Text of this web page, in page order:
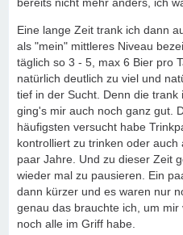
Eine lange Zeit trank ich dann
als "mein" mittleres Niveau
täglich so 3 - 5, max 6 Bier pro
natürlich deutlich zu viel und
tief in der Sucht. Denn die trank
ging's mir auch noch ganz gut.
häufigsten versucht habe
kontrolliert zu trinken oder
paar Jahre. Und zu dieser Zeit
wieder mal zu pausieren. Ein
dann kürzer und es waren nur
genau das brauchte ich, um
noch alle im Griff habe.